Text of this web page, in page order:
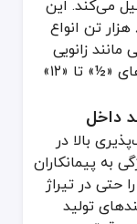
می‌کند. این
کارخانه با ظرفیت اسمی تولید بیش از ۸ هزار تن انواع
مانند زانویی
۴۵ و ۹۰ درجه و سه‌راهی جوشی در سایزهای «½» تا «۱۲»
بالا در
به پیمانکاران
حتی در تیراژ
تولید